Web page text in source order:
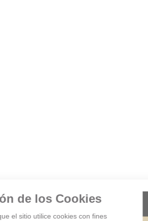
Gestión de los Cookies
¿Acepta que el sitio utilice cookies con fines